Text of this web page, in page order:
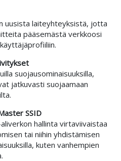
uusista laiteyhteyksistä, jotta
pääsemästä verkkoosi
suojausominaisuuksilla,
jatkuvasti suojaamaan
SSID
hallinta virtaviivaistaa
tai niihin yhdistämisen
kuten vanhempien